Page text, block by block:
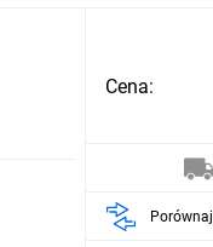
Cena:
Porównaj